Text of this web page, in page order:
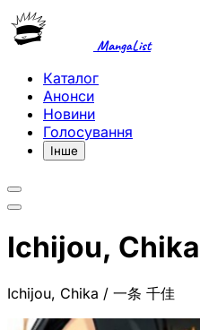
MangaList
Каталог
Анонси
Новини
Голосування
Інше
Ichijou, Chika
Ichijou, Chika / 一条 千佳